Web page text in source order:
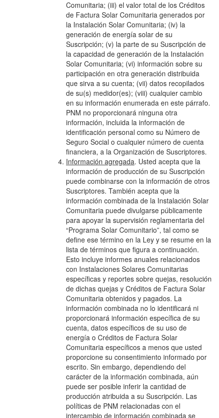
Comunitaria; (iii) el valor total de los Créditos
de Factura Solar Comunitaria generados por
la Instalación Solar Comunitaria; (iv) la
generación de energía solar de su
Suscripción; (v) la parte de su Suscripción de
la capacidad de generación de la Instalación
Solar Comunitaria; (vi) información sobre su
participación en otra generación distribuida
que sirva a su cuenta; (vii) datos recopilados
de su(s) medidor(es); (viii) cualquier cambio
en su información enumerada en este párrafo.
PNM no proporcionará ninguna otra
información, incluida la información de
identificación personal como su Número de
Seguro Social o cualquier número de cuenta
financiera, a la Organización de Suscriptores.
Información agregada. Usted acepta que la
información de producción de su Suscripción
puede combinarse con la información de otros
Suscriptores. También acepta que la
información combinada de la Instalación Solar
Comunitaria puede divulgarse públicamente
para apoyar la supervisión reglamentaria del
“Programa Solar Comunitario”, tal como se
define ese término en la Ley y se resume en la
lista de términos que figura a continuación.
Esto incluye informes anuales relacionados
con Instalaciones Solares Comunitarias
específicas y reportes sobre quejas, resolución
de dichas quejas y Créditos de Factura Solar
Comunitaria obtenidos y pagados. La
información combinada no lo identificará ni
proporcionará información específica de su
cuenta, datos específicos de su uso de
energía o Créditos de Factura Solar
Comunitaria específicos a menos que usted
proporcione su consentimiento informado por
escrito. Sin embargo, dependiendo del
carácter de la información combinada, aún
puede ser posible inferir la cantidad de
producción atribuida a su Suscripción. Las
políticas de PNM relacionadas con el
intercambio de información combinada se